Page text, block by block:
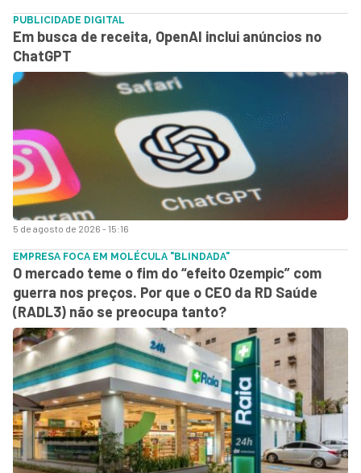
5 de agosto de 2026 - 15:16
PUBLICIDADE DIGITAL
Em busca de receita, OpenAI inclui anúncios no
ChatGPT
EMPRESA FOCA EM MOLÉCULA "BLINDADA"
O mercado teme o fim do “efeito Ozempic” com
guerra nos preços. Por que o CEO da RD Saúde
(RADL3) não se preocupa tanto?